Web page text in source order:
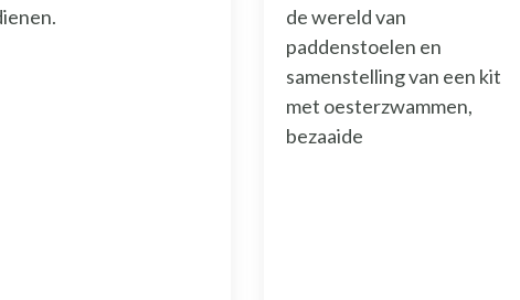
de hulpmiddelen Inspirerende projecten
de hulpmiddelen Opleidingen / Begeleiding
Overheidssteun
de wereld van
paddenstoelen en
samenstelling van een kit
met oesterzwammen,
bezaaide